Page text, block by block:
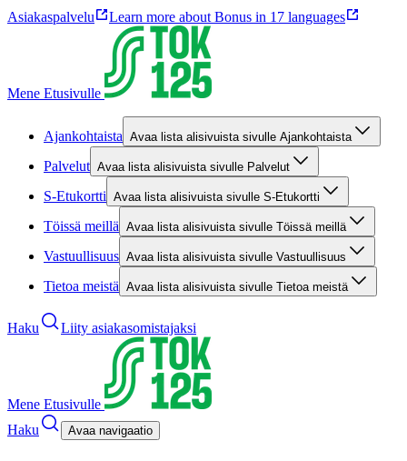
Asiakaspalvelu Learn more about Bonus in 17 languages
Mene Etusivulle
Ajankohtaista Avaa lista alisivuista sivulle Ajankohtaista
Palvelut Avaa lista alisivuista sivulle Palvelut
S-Etukortti Avaa lista alisivuista sivulle S-Etukortti
Töissä meillä Avaa lista alisivuista sivulle Töissä meillä
Vastuullisuus Avaa lista alisivuista sivulle Vastuullisuus
Tietoa meistä Avaa lista alisivuista sivulle Tietoa meistä
Haku Liity asiakasomistajaksi
Mene Etusivulle
Haku
Avaa navigaatio